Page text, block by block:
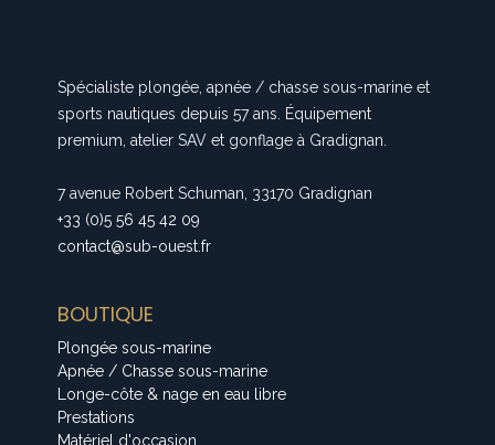
Spécialiste plongée, apnée / chasse sous-marine et
sports nautiques depuis 57 ans. Équipement
premium, atelier SAV et gonflage à Gradignan.
7 avenue Robert Schuman, 33170 Gradignan
+33 (0)5 56 45 42 09
contact@sub-ouest.fr
BOUTIQUE
Plongée sous-marine
Apnée / Chasse sous-marine
Longe-côte & nage en eau libre
Prestations
Matériel d'occasion